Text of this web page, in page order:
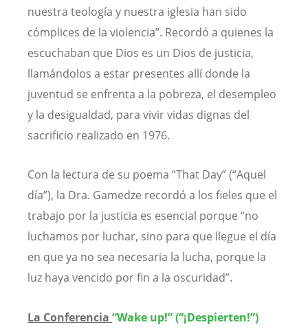
nuestra teología y nuestra iglesia han sido
cómplices de la violencia”. Recordó a quienes la
escuchaban que Dios es un Dios de justicia,
llamándolos a estar presentes allí donde la
juventud se enfrenta a la pobreza, el desempleo
y la desigualdad, para vivir vidas dignas del
sacrificio realizado en 1976.
Con la lectura de su poema “That Day” (“Aquel
día”), la Dra. Gamedze recordó a los fieles que el
trabajo por la justicia es esencial porque “no
luchamos por luchar, sino para que llegue el día
en que ya no sea necesaria la lucha, porque la
luz haya vencido por fin a la oscuridad”.
La Conferencia “Wake up!” (“¡Despierten!”)